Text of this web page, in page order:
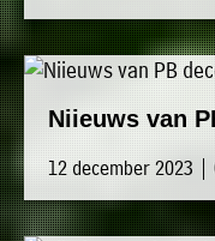
Niieuws van
12 december 2023 |